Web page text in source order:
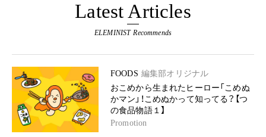
Latest Articles
ELEMINIST Recommends
FOODS 編集部オリジナル
おこめから生まれたヒーロー「こめぬ
かマン」！こめぬかって知ってる？【つ
の食品物語１】
Promotion